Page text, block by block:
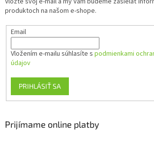
produktoch na našom e-shope.
Email
Vložením e-mailu súhlasíte s podmienkami
údajov
PRIHLÁSIŤ SA
Prijímame online platby